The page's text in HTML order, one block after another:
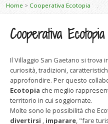
Home > Cooperativa Ecotopia
Cooperativa Ecotopia
Il Villaggio San Gaetano si trova
curiosità, tradizioni,
approfondire. Per questo
Ecotopia che meglio
territorio in cui soggiornate.
Molte sono le possibilità che
divertirsi , imparare, "fare